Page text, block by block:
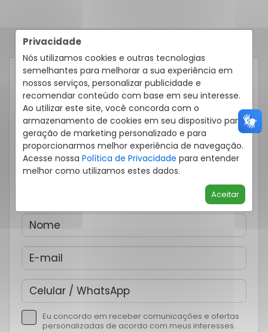
Privacidade
Nós utilizamos cookies e outras tecnologias
semelhantes para melhorar a sua experiência em
nossos serviços, personalizar publicidade e
recomendar conteúdo com base em seu interesse.
Ao utilizar este site, você concorda com o
armazenamento de cookies em seu dispositivo para
geração de marketing personalizado e para
proporcionarmos melhor experiência de navegação.
Acesse nossa Política de Privacidade para entender
melhor como utilizamos estes dados.
Aceitar
RECEBER CONTATO POR:
Telefone Email WhatsApp
Eu concordo em receber comunicações e ofertas
personalizadas de acordo com meus interesses.